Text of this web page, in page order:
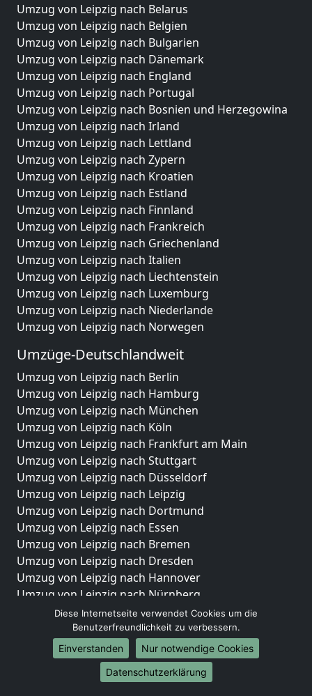
Umzug von Leipzig nach Belarus
Umzug von Leipzig nach Belgien
Umzug von Leipzig nach Bulgarien
Umzug von Leipzig nach Dänemark
Umzug von Leipzig nach England
Umzug von Leipzig nach Portugal
Umzug von Leipzig nach Bosnien und Herzegowina
Umzug von Leipzig nach Irland
Umzug von Leipzig nach Lettland
Umzug von Leipzig nach Zypern
Umzug von Leipzig nach Kroatien
Umzug von Leipzig nach Estland
Umzug von Leipzig nach Finnland
Umzug von Leipzig nach Frankreich
Umzug von Leipzig nach Griechenland
Umzug von Leipzig nach Italien
Umzug von Leipzig nach Liechtenstein
Umzug von Leipzig nach Luxemburg
Umzug von Leipzig nach Niederlande
Umzug von Leipzig nach Norwegen
Umzüge-Deutschlandweit
Umzug von Leipzig nach Berlin
Umzug von Leipzig nach Hamburg
Umzug von Leipzig nach München
Umzug von Leipzig nach Köln
Umzug von Leipzig nach Frankfurt am Main
Umzug von Leipzig nach Stuttgart
Umzug von Leipzig nach Düsseldorf
Umzug von Leipzig nach Leipzig
Umzug von Leipzig nach Dortmund
Umzug von Leipzig nach Essen
Umzug von Leipzig nach Bremen
Umzug von Leipzig nach Dresden
Umzug von Leipzig nach Hannover
Umzug von Leipzig nach Nürnberg
Umzug von Leipzig nach Duisburg
Umzug von Leipzig nach Bochum
Umzug von Leipzig nach Wuppertal
Umzug von Leipzig nach Bielefeld
Umzug von Leipzig nach Bonn
Diese Internetseite verwendet Cookies um die
Benutzerfreundlichkeit zu verbessern.
Einverstanden
Nur notwendige Cookies
Datenschutzerklärung